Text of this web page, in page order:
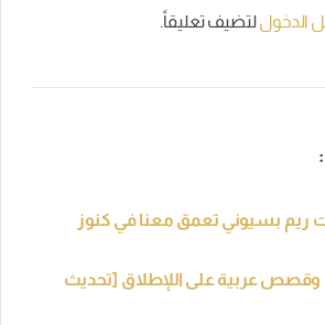
الدخوللتضيف تعليقاً.
ريم بسيوني تعمق معنا في كنوز
روايات وقصص عربية على اللإطلاق [تحديث